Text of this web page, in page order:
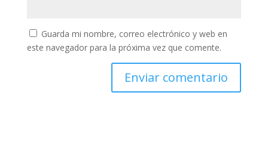
Guarda mi nombre, correo electrónico y web en
este navegador para la próxima vez que comente.